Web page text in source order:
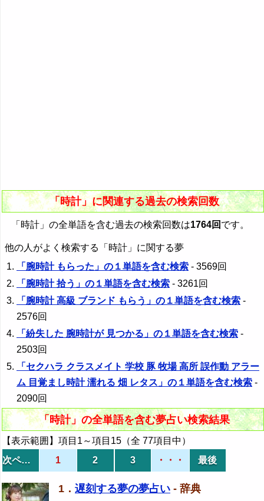
「時計」に関連する過去の検索回数
「時計」の全単語を含む過去の検索回数は1764回 です。
他の人がよく検索する「時計」に関する夢
「腕時計 もらった」の１単語を含む検索 - 3569回
「腕時計 拾う」の１単語を含む検索 - 3261回
「腕時計 高級 ブランド もらう」の１単語を含む検索 -
2576回
「紛失した 腕時計が 見つかる」の１単語を含む検索 -
2503回
「セクハラ クラスメイト 学校 豚 牧場 高所 誤作動 アラー
ム 目覚まし時計 濡れる 畑 レタス」の１単語を含む検索 -
2090回
「時計」の全単語を含む夢占い検索結果
【表示範囲】項目1～項目15（全 77項目中）
次ページ
1 2 3 ・・・ 最後
1． 遅刻する夢の夢占い - 辞典